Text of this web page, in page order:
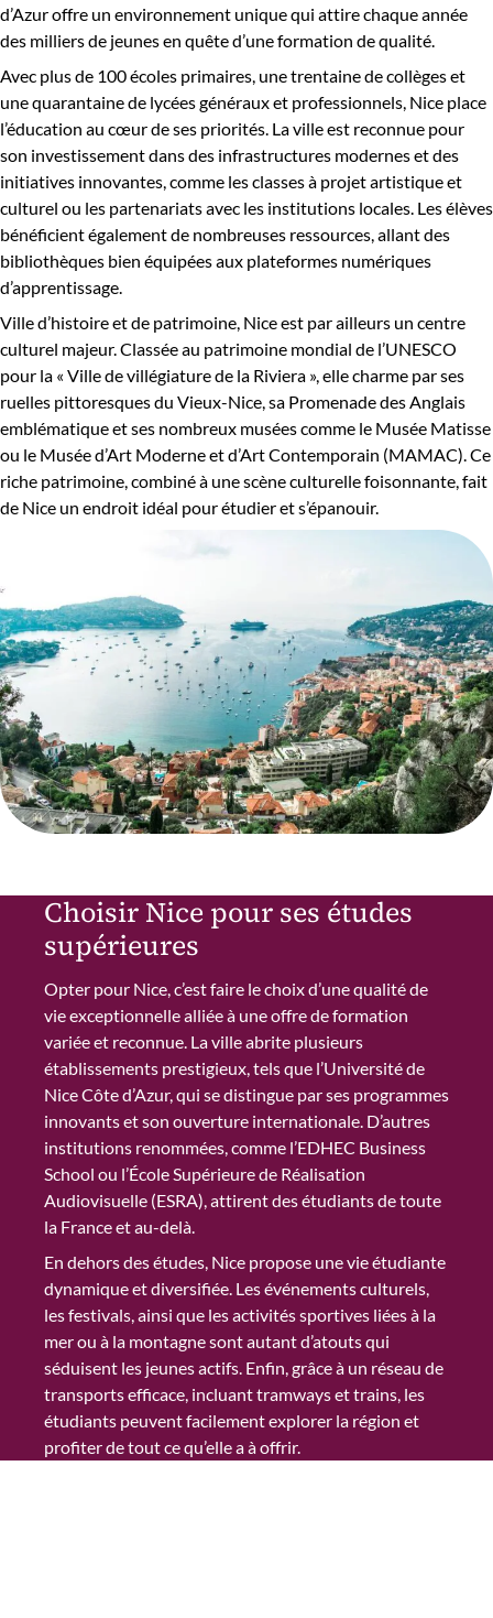
d’Azur offre un environnement unique qui attire chaque année
des milliers de jeunes en quête d’une formation de qualité.
Avec plus de 100 écoles primaires, une trentaine de collèges et
une quarantaine de lycées généraux et professionnels, Nice place
l’éducation au cœur de ses priorités. La ville est reconnue pour
son investissement dans des infrastructures modernes et des
initiatives innovantes, comme les classes à projet artistique et
culturel ou les partenariats avec les institutions locales. Les élèves
bénéficient également de nombreuses ressources, allant des
bibliothèques bien équipées aux plateformes numériques
d’apprentissage.
Ville d’histoire et de patrimoine, Nice est par ailleurs un centre
culturel majeur. Classée au patrimoine mondial de l’UNESCO
pour la « Ville de villégiature de la Riviera », elle charme par ses
ruelles pittoresques du Vieux-Nice, sa Promenade des Anglais
emblématique et ses nombreux musées comme le Musée Matisse
ou le Musée d’Art Moderne et d’Art Contemporain (MAMAC). Ce
riche patrimoine, combiné à une scène culturelle foisonnante, fait
de Nice un endroit idéal pour étudier et s’épanouir.
Choisir Nice pour ses études
supérieures
Opter pour Nice, c’est faire le choix d’une qualité de
vie exceptionnelle alliée à une offre de formation
variée et reconnue. La ville abrite plusieurs
établissements prestigieux, tels que l’Université de
Nice Côte d’Azur, qui se distingue par ses programmes
innovants et son ouverture internationale. D’autres
institutions renommées, comme l’EDHEC Business
School ou l’École Supérieure de Réalisation
Audiovisuelle (ESRA), attirent des étudiants de toute
la France et au-delà.
En dehors des études, Nice propose une vie étudiante
dynamique et diversifiée. Les événements culturels,
les festivals, ainsi que les activités sportives liées à la
mer ou à la montagne sont autant d’atouts qui
séduisent les jeunes actifs. Enfin, grâce à un réseau de
transports efficace, incluant tramways et trains, les
étudiants peuvent facilement explorer la région et
profiter de tout ce qu’elle a à offrir.